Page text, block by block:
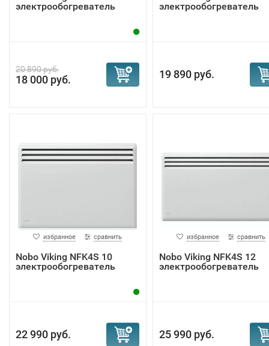
электрообогреватель
20 890 руб.
18 000 руб.
электрообогреватель
19 890 руб.
избранное сравнить
Nobo Viking NFK4S 10
электрообогреватель
22 990 руб.
избранное сравнить
Nobo Viking NFK4S 12
электрообогреватель
25 990 руб.